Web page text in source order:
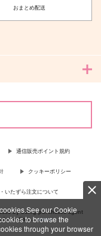
our Cookie
to browse the
through your browser
おまとめ配送
通信販売ポイント規約
クッキーポリシー
いたずら注文について
by using purchases agent
…more